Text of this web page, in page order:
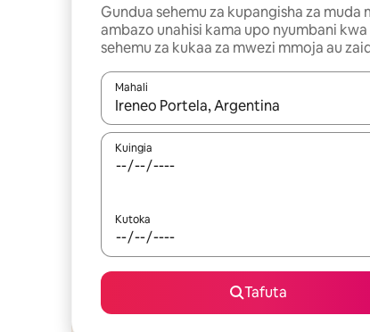
Gundua sehemu za kupangisha za muda
ambazo unahisi kama upo nyumbani kwa
sehemu za kukaa za mwezi mmoja au
Mahali
Wakati matokeo yanapatikana, vinjari kwa
Kuingia
Kutoka
Tafuta